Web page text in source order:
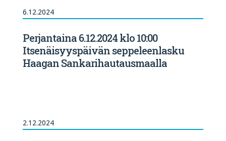
6.12.2024
Perjantaina 6.12.2024 klo 10:00
Itsenäisyyspäivän seppeleenlasku
Haagan Sankarihautausmaalla
2.12.2024